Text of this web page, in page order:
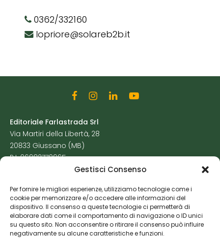
Gestisci Consenso
Per fornire le migliori esperienze, utilizziamo tecnologie come i
cookie per memorizzare e/o accedere alle informazioni del
dispositivo. Il consenso a queste tecnologie ci permetterà di
elaborare dati come il comportamento di navigazione o ID unici
su questo sito. Non acconsentire o ritirare il consenso può influire
negativamente su alcune caratteristiche e funzioni.
0362/332160
lopriore@solareb2b.it
Editoriale Farlastrada Srl
Via Martiri della Libertà, 28
20833 Giussano (MB)
P.I. 06982770965
Cookie Policy
Risorse Aggiuntive